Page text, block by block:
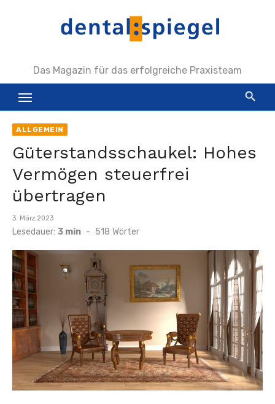
Das Magazin für das erfolgreiche Praxisteam
ALLGEMEIN
Güterstandsschaukel: Hohes
Vermögen steuerfrei
übertragen
Veröffentlicht
am
3. März 2023
Lesedauer: 3 min - 518 Wörter